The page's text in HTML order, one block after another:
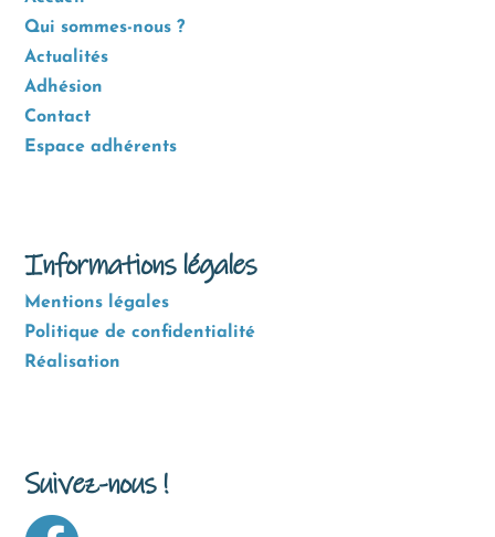
Qui sommes-nous ?
Actualités
Adhésion
Contact
Espace adhérents
Informations légales
Mentions légales
Politique de confidentialité
Réalisation
Suivez-nous !